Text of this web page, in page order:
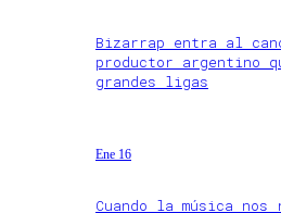
Bizarrap entra al
productor argentino
grandes ligas
Ene 16
Cuando la música nos